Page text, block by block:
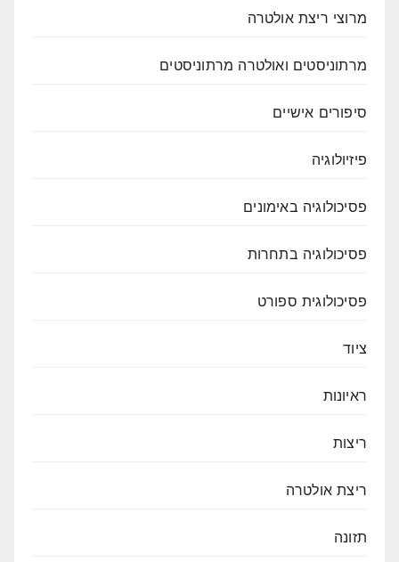
מרוצי ריצת אולטרה
מרתוניסטים ואולטרה מרתוניסטים
סיפורים אישיים
פיזיולוגיה
פסיכולוגיה באימונים
פסיכולוגיה בתחרות
פסיכולוגית ספורט
ציוד
ראיונות
ריצות
ריצת אולטרה
תזונה